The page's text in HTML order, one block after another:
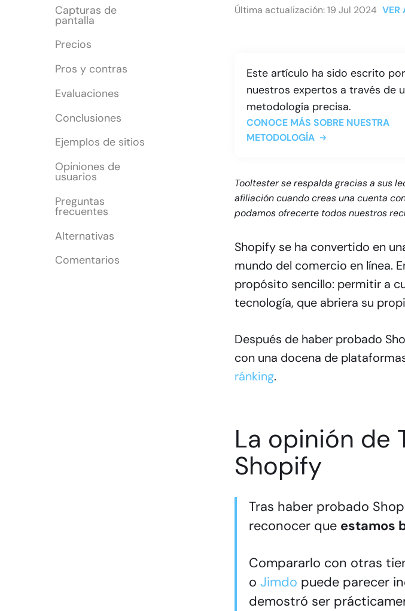
Capturas de
pantalla
Precios
Pros y contras
Evaluaciones
Conclusiones
Ejemplos de sitios
Opiniones de
usuarios
Preguntas
frecuentes
Alternativas
Comentarios
Última actualización:19 Jul 2024 VER
Este artículo ha sido escrito por
nuestros expertos a través de
metodología precisa.
CONOCE MÁS SOBRE NUESTRA
METODOLOGÍA
Tooltester se respalda gracias a sus
afiliación cuando creas una cuenta
podamos ofrecerte todos nuestros
Shopify se ha convertido en
mundo del comercio en línea.
propósito sencillo: permitir a
tecnología, que abriera su
Después de haber probado
con una docena de
ránking.
La opinión de
Shopify
Tras haber probado
reconocer que estamos
Compararlo con otras
o Jimdo puede parecer
demostró ser